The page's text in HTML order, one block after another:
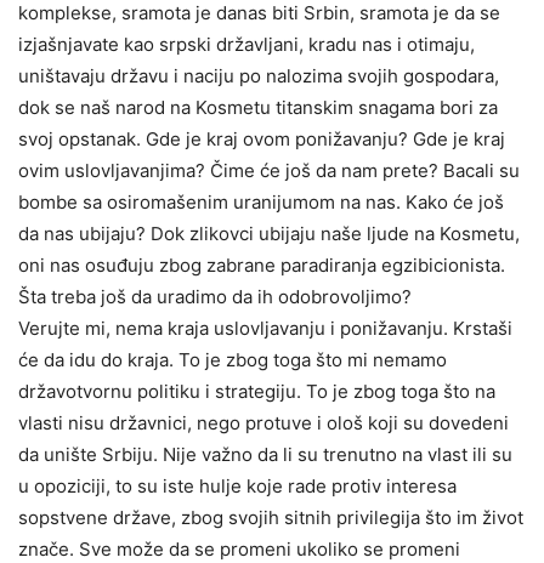
komplekse, sramota je danas biti Srbin, sramota je da se
izjašnjavate kao srpski državljani, kradu nas i otimaju,
uništavaju državu i naciju po nalozima svojih gospodara,
dok se naš narod na Kosmetu titanskim snagama bori za
svoj opstanak. Gde je kraj ovom ponižavanju? Gde je kraj
ovim uslovljavanjima? Čime će još da nam prete? Bacali su
bombe sa osiromašenim uranijumom na nas. Kako će još
da nas ubijaju? Dok zlikovci ubijaju naše ljude na Kosmetu,
oni nas osuđuju zbog zabrane paradiranja egzibicionista.
Šta treba još da uradimo da ih odobrovoljimo?
Verujte mi, nema kraja uslovljavanju i ponižavanju. Krstaši
će da idu do kraja. To je zbog toga što mi nemamo
državotvornu politiku i strategiju. To je zbog toga što na
vlasti nisu državnici, nego protuve i ološ koji su dovedeni
da unište Srbiju. Nije važno da li su trenutno na vlast ili su
u opoziciji, to su iste hulje koje rade protiv interesa
sopstvene države, zbog svojih sitnih privilegija što im život
znače. Sve može da se promeni ukoliko se promeni